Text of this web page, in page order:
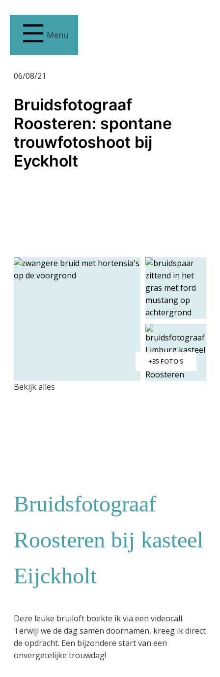
Menu
06/08/21
Bruidsfotograaf
Roosteren: spontane
trouwfotoshoot bij
Eyckholt
+35 FOTO'S
Bekijk alles
Bruidsfotograaf
Roosteren bij kasteel
Eijckholt
Deze leuke bruiloft boekte ik via een videocall.
Terwijl we de dag samen doornamen, kreeg ik direct
de opdracht. Een bijzondere start van een
onvergetelijke trouwdag!